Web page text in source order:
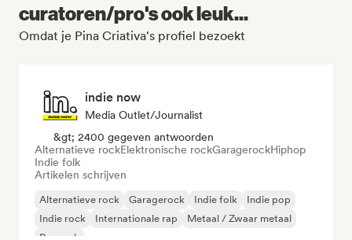
curatoren/pro's ook leuk...
Omdat je Pina Criativa's profiel bezoekt
indie now
Media Outlet/Journalist
&gt; 2400 gegeven antwoorden
Alternatieve rockElektronische rockGaragerockHiphop
Indie folk
Artikelen schrijven
Alternatieve rock Garagerock Indie folk
Indie pop
Indie rock
Internationale rap
Metaal / Zwaar metaal
Poprock